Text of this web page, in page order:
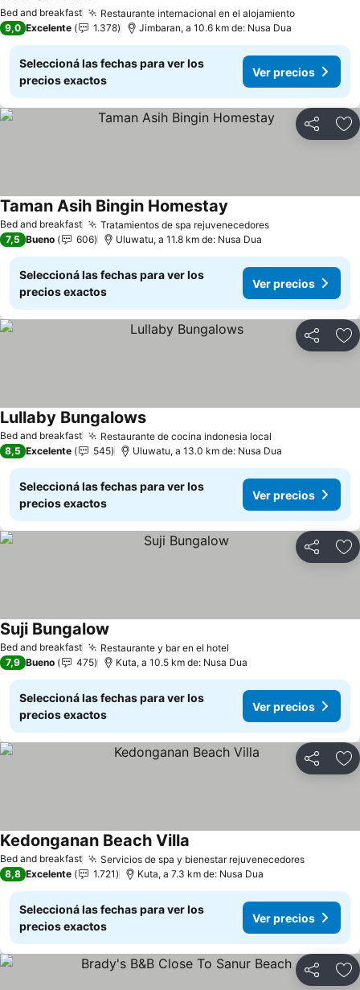
Bed and breakfast Restaurante internacional en el alojamiento
9,0 Excelente 1.378 Jimbaran, a 10.6 km de: Nusa Dua
Seleccioná las fechas para ver los
precios exactos
Ver precios
Compartir
Bed and breakfast Tratamientos de spa rejuvenecedores
Taman Asih Bingin Homestay
7,5 Bueno 606 Uluwatu, a 11.8 km de: Nusa Dua
Seleccioná las fechas para ver los
precios exactos
Ver precios
Compartir
Bed and breakfast Restaurante de cocina indonesia local
Lullaby Bungalows
8,5 Excelente 545 Uluwatu, a 13.0 km de: Nusa Dua
Seleccioná las fechas para ver los
precios exactos
Ver precios
Compartir
Bed and breakfast Restaurante y bar en el hotel
Suji Bungalow
7,9 Bueno 475 Kuta, a 10.5 km de: Nusa Dua
Seleccioná las fechas para ver los
precios exactos
Ver precios
Compartir
Bed and breakfast Servicios de spa y bienestar rejuvenecedores
Kedonganan Beach Villa
8,8 Excelente 1.721 Kuta, a 7.3 km de: Nusa Dua
Seleccioná las fechas para ver los
precios exactos
Ver precios
Compartir